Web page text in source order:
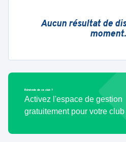
Aucun résultat de
Bénévole de ce club ?
Activez l'espace de gestion
gratuitement pour votre club